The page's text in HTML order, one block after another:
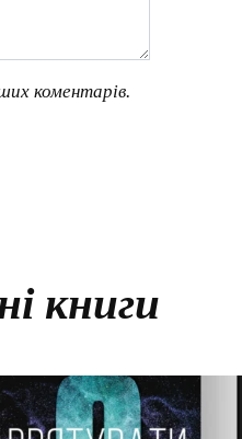
коментарів.
книги